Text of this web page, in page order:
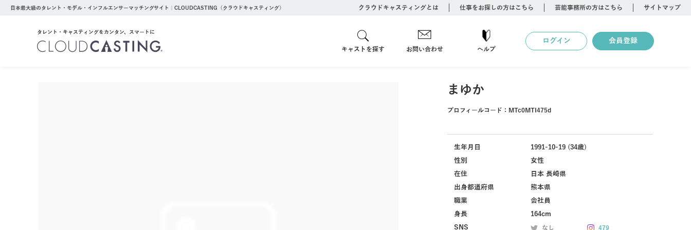
日本最大級のタレント・モデル・インフルエンサーマッチングサイト｜CLOUDCASTING（クラウドキャスティング） クラウドキャスティングとは 仕事をお探しの方はこちら 芸能事務所の方はこちら サイトマップ
タレント・キャスティングをカンタン、スマートに
キャストを探す お問い合わせ ヘルプ
ログイン 会員登録
まゆか
プロフィールコード： MTc0MTI475d
生年月日
1991-10-19 (34歳)
性別
女性
在住
日本 長崎県
出身都道府県
熊本県
職業
会社員
身長
164cm
SNS
なし 479